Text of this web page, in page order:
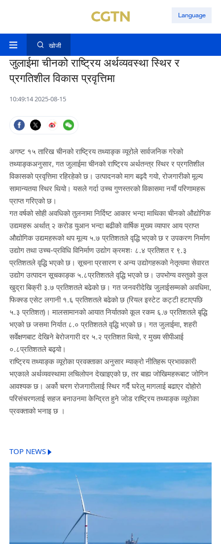
Language
खोजी
जुलाईमा चीनको राष्ट्रिय अर्थव्यवस्था स्थिर र
प्रगतिशील विकास प्रवृत्तिमा
10:49:14 2025-08-15
अगष्ट १५ तारिख चीनको राष्ट्रिय तथ्याङ्क व्यूरोले सार्वजनिक गरेको
तथ्याङ्कअनुसार, गत जुलाईमा चीनको राष्ट्रिय अर्थतन्त्र स्थिर र प्रगतिशील
विकासको प्रवृत्तिमा रहिरहेको छ। उत्पादनको माग बढ्दै गयो, रोजगारीको मूल्य
सामान्यतया स्थिर थियो। यसले गर्दा उच्च गुणस्तरको विकासमा नयाँ परिणामहरू
प्राप्त गरिएको छ।
गत वर्षको सोही अवधिको तुलनामा निर्दिष्ट आकार भन्दा माथिका चीनको औद्योगिक
उद्यमहरू अर्थात् २ करोड युआन भन्दा बढीको वार्षिक मुख्य व्यापार आय प्राप्त
औद्योगिक उद्यमहरूको थप मूल्य ५.७ प्रतिशतले वृद्धि भएको छ र उपकरण निर्माण
उद्योग तथा उच्च-प्रविधि विनिर्माण उद्योग क्रमशः ८.४ प्रतिशत र ९.३
प्रतिशतले वृद्धि भएको छ। सूचना प्रसारण र अन्य उद्योगहरूको नेतृत्वमा सेवारत
उद्योग उत्पादन सूचकाङ्क ५.८प्रतिशतले वृद्धि भएको छ। उपभोग्य वस्तुको कुल
खुद्रा बिक्री ३.७ प्रतिशतले बढेको छ। गत जनवरीदेखि जुलाईसम्मको अवधिमा,
फिक्स्ड एसेट लगानी १.६ प्रतिशतले बढेको छ (रियल इस्टेट कट्टी हटाएपछि
५.३ प्रतिशत)। मालसामानको आयात निर्यातको कूल रकम ६.७ प्रतिशतले बृद्धि
भएको छ जसमा निर्यात ८.० प्रतिशतले वृद्धि भएको छ। गत जुलाईमा, शहरी
सर्वेक्षणबाट देखिने बेरोजगारी दर ५.२ प्रतिशत थियो, र मुख्य सीपीआई
०.८प्रतिशतले बढ्यो।
राष्ट्रिय तथ्याङ्क व्यूरोका प्रवक्ताका अनुसार म्याक्रो नीतिहरू प्रभावकारी
भएकाले अर्थव्यवस्थामा लचिलोपन देखाइएको छ, तर बाह्य जोखिमहरूबाट जोगिन
आवश्यक छ। अर्को चरण रोजगारीलाई स्थिर गर्दै घरेलु मागलाई बढाएर दोहोरो
परिसंचरणलाई सहज बनाउनमा केन्द्रित हुने जोड राष्ट्रिय तथ्याङ्क व्यूरोका
प्रवक्ताको भनाइ छ ।
TOP NEWS